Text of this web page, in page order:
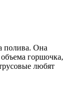
полива. Она
объема горшочка,
любят